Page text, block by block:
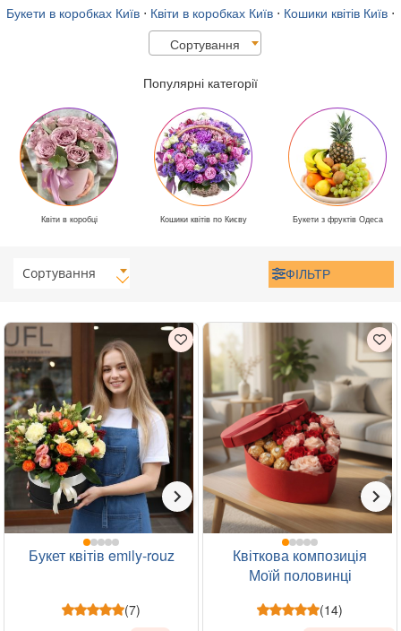
Букети в коробках Київ ⋅ Квіти в коробках Київ ⋅ Кошики квітів Київ ⋅
Сортування
Популярні категорії
Квіти в коробці Кошики квітів по Києву Букети з фруктів Одеса
Сортування ФІЛЬТР
Букет квітів emily-rouz
(7)
Квіткова композиція
Моїй половинці
(14)